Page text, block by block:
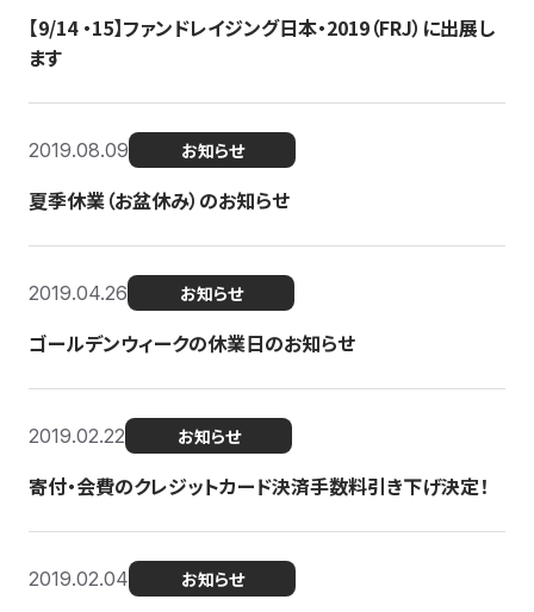
【9/14 ・15】ファンドレイジング日本・2019（FRJ）に出展し
ます
2019.08.09 お知らせ
夏季休業（お盆休み）のお知らせ
2019.04.26 お知らせ
ゴールデンウィークの休業日のお知らせ
2019.02.22 お知らせ
寄付・会費のクレジットカード決済手数料引き下げ決定！
2019.02.04 お知らせ